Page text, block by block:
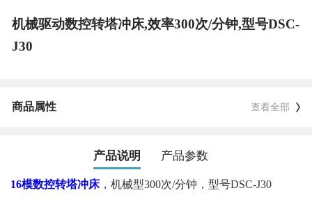
机械驱动数控转塔冲床,效率300次/分钟,型号DSC-
J30
商品属性 查看全部
产品说明 产品参数
16模数控转塔冲床，机械型300次/分钟，型号DSC-J30